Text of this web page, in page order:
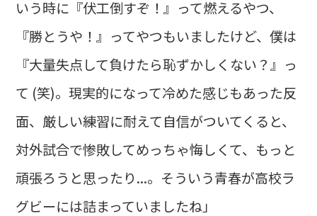
いう時に『伏工倒すぞ！』って燃えるやつ、
『勝とうや！』ってやつもいましたけど、僕は
『大量失点して負けたら恥ずかしくない？』っ
て (笑)。現実的になって冷めた感じもあった反
面、厳しい練習に耐えて自信がついてくると、
対外試合で惨敗してめっちゃ悔しくて、もっと
頑張ろうと思ったり...。そういう青春が高校ラ
グビーには詰まっていましたね」